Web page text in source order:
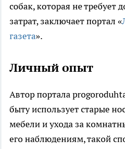
собак, которая не требует
затрат, заключает портал «
газета».
Личный опыт
Автор портала
быту использует старые
мебели и ухода за
его наблюдениям, такой